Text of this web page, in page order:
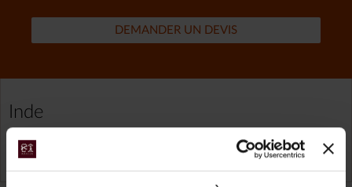
DEMANDER UN DEVIS
Inde
TOUS NOS VOYAGES INDE